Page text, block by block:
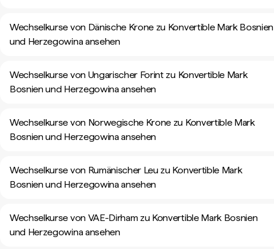
Wechselkurse von Dänische Krone zu Konvertible Mark Bosnien
und Herzegowina ansehen
Wechselkurse von Ungarischer Forint zu Konvertible Mark
Bosnien und Herzegowina ansehen
Wechselkurse von Norwegische Krone zu Konvertible Mark
Bosnien und Herzegowina ansehen
Wechselkurse von Rumänischer Leu zu Konvertible Mark
Bosnien und Herzegowina ansehen
Wechselkurse von VAE-Dirham zu Konvertible Mark Bosnien
und Herzegowina ansehen